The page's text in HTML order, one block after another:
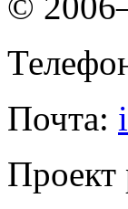
Почта:
Проект